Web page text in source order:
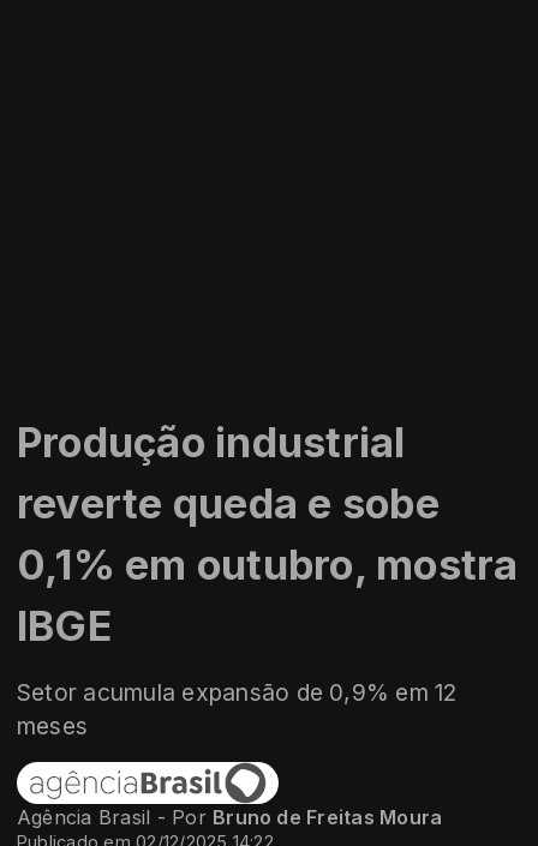
Produção industrial
reverte queda e sobe
0,1% em outubro, mostra
IBGE
Setor acumula expansão de 0,9% em 12
meses
Agência Brasil - Por Bruno de Freitas Moura